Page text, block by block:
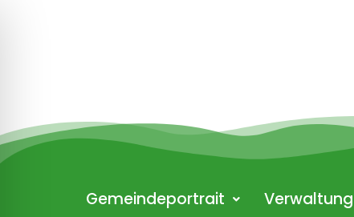
Gemeindeportrait Verwaltung